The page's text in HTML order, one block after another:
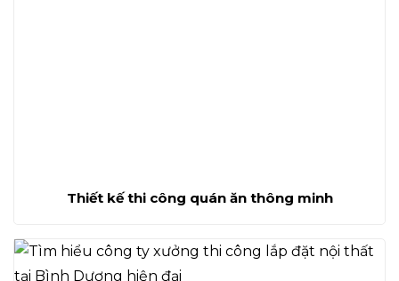
Thiết kế thi công quán ăn thông minh